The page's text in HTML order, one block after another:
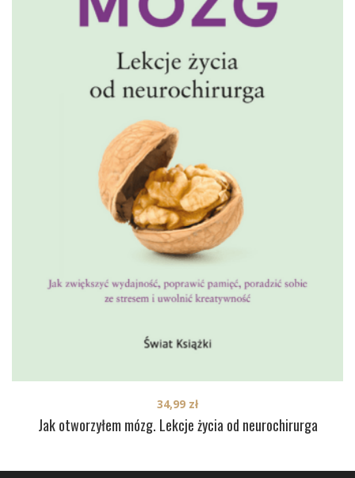
Jak otworzyłem mózg. Lekcje życia od neurochirurga
34,99 zł